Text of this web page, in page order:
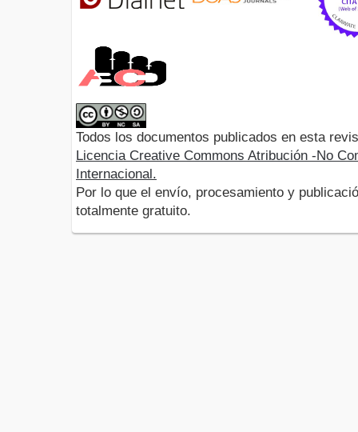
Todos los documentos publicados en esta
Licencia Creative Commons Atribución -No
Internacional.
Por lo que el envío, procesamiento y
totalmente gratuito.